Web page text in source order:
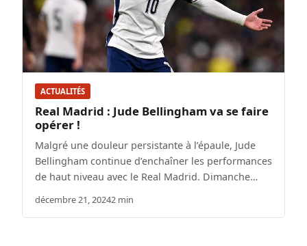
ACTUALITÉS
Real Madrid : Jude Bellingham va se faire
opérer !
Malgré une douleur persistante à l’épaule, Jude
Bellingham continue d’enchaîner les performances
de haut niveau avec le Real Madrid. Dimanche…
décembre 21, 20242 min